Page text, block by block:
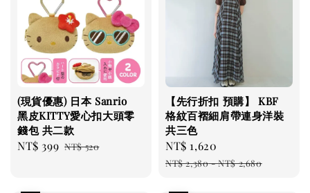
(現貨優惠) 日本 Sanrio
黑皮KITTY愛心扣大頭零
錢包 共二款
Sale
NT$ 399 Regular
NT$ 520
【先行折扣 預購】 KBF
格紋百褶細肩帶連身洋裝
共三色
Sale
price
NT$ 1,620
price
NT$ 2,380-NT$ 2,680